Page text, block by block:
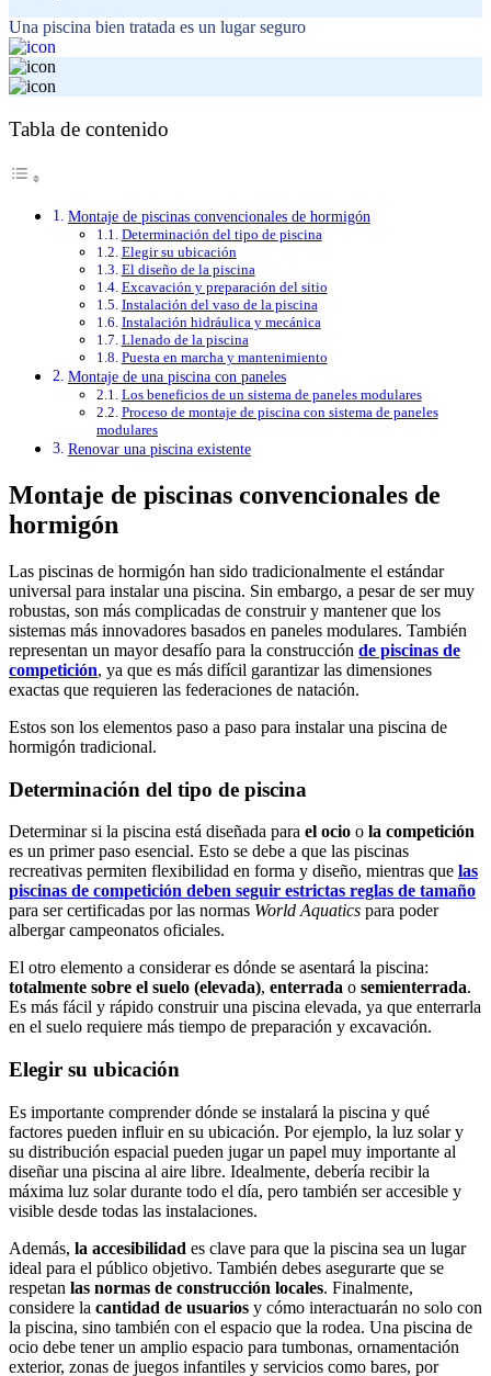
Una piscina bien tratada es un lugar seguro
Tabla de contenido
Montaje de piscinas convencionales de hormigón
Determinación del tipo de piscina
Elegir su ubicación
El diseño de la piscina
Excavación y preparación del sitio
Instalación del vaso de la piscina
Instalación hidráulica y mecánica
Llenado de la piscina
Puesta en marcha y mantenimiento
Montaje de una piscina con paneles
Los beneficios de un sistema de paneles modulares
Proceso de montaje de piscina con sistema de paneles
modulares
Renovar una piscina existente
Montaje de piscinas convencionales de
hormigón
Las piscinas de hormigón han sido tradicionalmente el estándar
universal para instalar una piscina. Sin embargo, a pesar de ser muy
robustas, son más complicadas de construir y mantener que los
sistemas más innovadores basados en paneles modulares. También
representan un mayor desafío para la construcción de piscinas de
competición, ya que es más difícil garantizar las dimensiones
exactas que requieren las federaciones de natación.
Estos son los elementos paso a paso para instalar una piscina de
hormigón tradicional.
Determinación del tipo de piscina
Determinar si la piscina está diseñada para el ocio o la competición
es un primer paso esencial. Esto se debe a que las piscinas
recreativas permiten flexibilidad en forma y diseño, mientras que las
piscinas de competición deben seguir estrictas reglas de tamaño
para ser certificadas por las normas World Aquatics para poder
albergar campeonatos oficiales.
El otro elemento a considerar es dónde se asentará la piscina:
totalmente sobre el suelo (elevada), enterrada o semienterrada.
Es más fácil y rápido construir una piscina elevada, ya que enterrarla
en el suelo requiere más tiempo de preparación y excavación.
Elegir su ubicación
Es importante comprender dónde se instalará la piscina y qué
factores pueden influir en su ubicación. Por ejemplo, la luz solar y
su distribución espacial pueden jugar un papel muy importante al
diseñar una piscina al aire libre. Idealmente, debería recibir la
máxima luz solar durante todo el día, pero también ser accesible y
visible desde todas las instalaciones.
Además, la accesibilidad es clave para que la piscina sea un lugar
ideal para el público objetivo. También debes asegurarte que se
respetan las normas de construcción locales. Finalmente,
considere la cantidad de usuarios y cómo interactuarán no solo con
la piscina, sino también con el espacio que la rodea. Una piscina de
ocio debe tener un amplio espacio para tumbonas, ornamentación
exterior, zonas de juegos infantiles y servicios como bares, por